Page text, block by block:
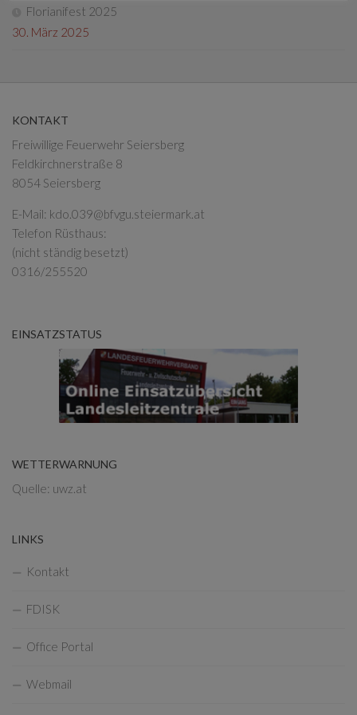
Florianifest 2025
30. März 2025
KONTAKT
Freiwillige Feuerwehr Seiersberg
Feldkirchnerstraße 8
8054 Seiersberg
E-Mail: kdo.039@bfvgu.steiermark.at
Telefon Rüsthaus:
(nicht ständig besetzt)
0316/255520
EINSATZSTATUS
WETTERWARNUNG
Quelle: uwz.at
LINKS
Kontakt
FDISK
Office Portal
Webmail